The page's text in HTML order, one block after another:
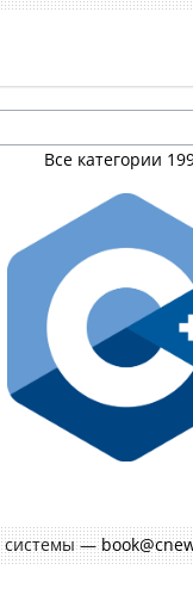
Все категории
системы —